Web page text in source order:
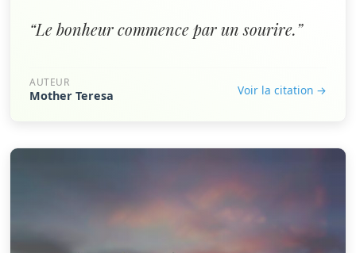
“Le bonheur commence par un sourire.”
AUTEUR
Mother Teresa Voir la citation →